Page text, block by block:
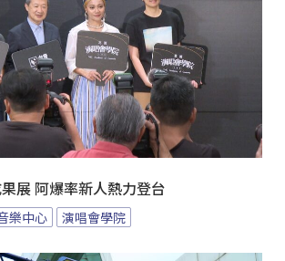
展 阿爆率新人熱力登台
樂中心 演唱會學院